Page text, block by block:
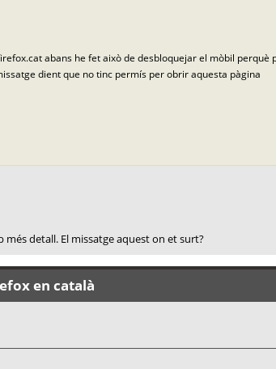
abans he fet això de desbloquejar el mòbil
dient que no tinc permís per obrir aquesta pàgina
detall. El missatge aquest on et surt?
en català